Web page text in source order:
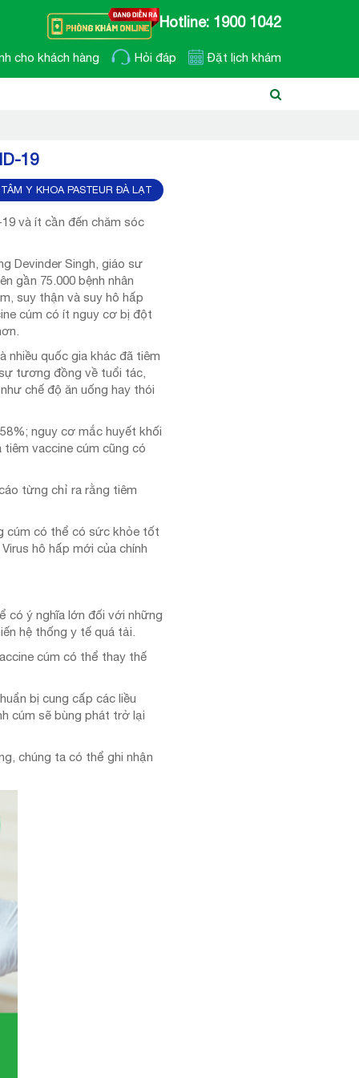
Hotline: 1900 1042
cho khách hàng Hỏi đáp Đặt lịch khám
19
Y KHOA PASTEUR ĐÀ LẠT
và ít cần đến chăm sóc
Devinder Singh, giáo sư
gần 75.000 bệnh nhân
suy thận và suy hô hấp
cúm có ít nguy cơ bị đột
nhiều quốc gia khác đã tiêm
tương đồng về tuổi tác,
chế độ ăn uống hay thói
nguy cơ mắc huyết khối
vaccine cúm cũng có
từng chỉ ra rằng tiêm
cúm có thể có sức khỏe tốt
hô hấp mới của chính
có ý nghĩa lớn đối với những
hệ thống y tế quá tải.
cúm có thể thay thế
bị cung cấp các liều
cúm sẽ bùng phát trở lại
chúng ta có thể ghi nhận